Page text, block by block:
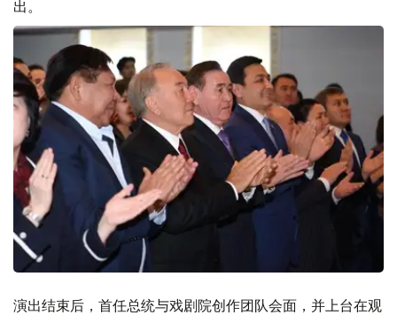
出。
演出结束后，首任总统与戏剧院创作团队会面，并上台在观